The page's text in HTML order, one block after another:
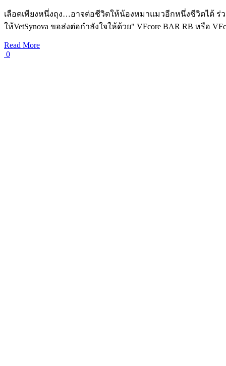
เลือดเพียงหนึ่งถุง…อาจต่อชีวิตให้น้องหมาแมวอีกหนึ่งชีวิตได้ ร่
ให้VetSynova ขอส่งต่อกำลังใจให้ด้วย" VFcore BAR RB หรือ
Read More
0